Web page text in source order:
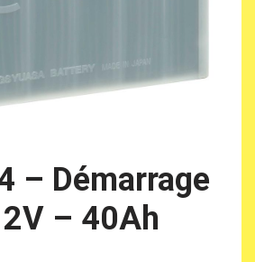
– Démarrage
– 40Ah